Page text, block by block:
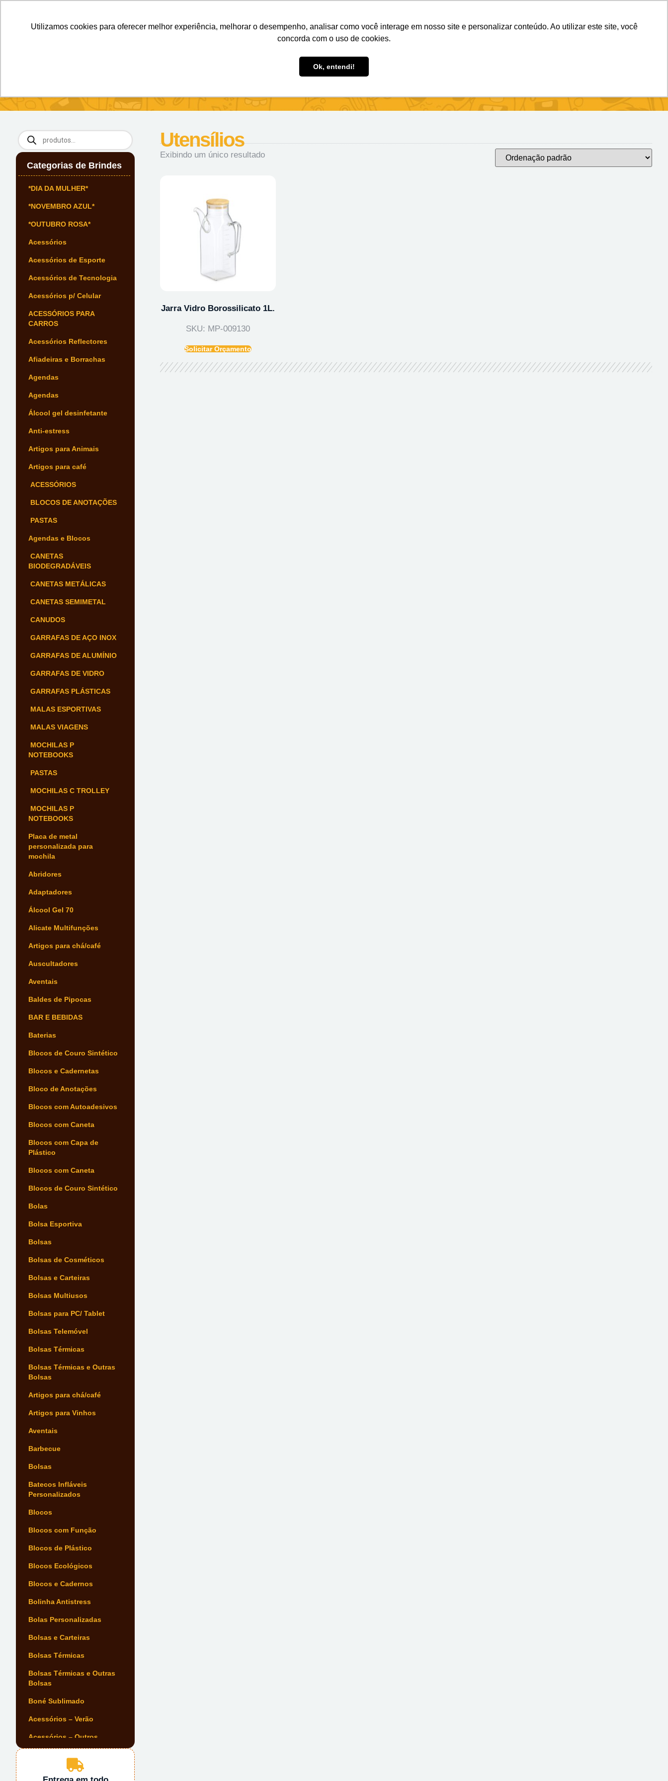
Utilizamos cookies para oferecer melhor experiência, melhorar o desempenho, analisar como você interage em nosso site e personalizar conteúdo. Ao utilizar este site, você
concorda com o uso de cookies.
Ok, entendi!
Brindes Personalizados Brindes Ecológicos
Categorias de Brindes
*DIA DA MULHER*
*NOVEMBRO AZUL*
*OUTUBRO ROSA*
Acessórios
Acessórios de Esporte
Acessórios de Tecnologia
Acessórios p/ Celular
ACESSÓRIOS PARA
CARROS
Acessórios Reflectores
Afiadeiras e Borrachas
Agendas
Agendas
Álcool gel desinfetante
Anti-estress
Artigos para Animais
Artigos para café
ACESSÓRIOS
BLOCOS DE ANOTAÇÕES
PASTAS
Agendas e Blocos
CANETAS
BIODEGRADÁVEIS
CANETAS METÁLICAS
CANETAS SEMIMETAL
CANUDOS
GARRAFAS DE AÇO INOX
GARRAFAS DE ALUMÍNIO
GARRAFAS DE VIDRO
GARRAFAS PLÁSTICAS
MALAS ESPORTIVAS
MALAS VIAGENS
MOCHILAS P
NOTEBOOKS
PASTAS
MOCHILAS C TROLLEY
MOCHILAS P
NOTEBOOKS
Placa de metal
personalizada para
mochila
Abridores
Adaptadores
Álcool Gel 70
Alicate Multifunções
Artigos para chá/café
Auscultadores
Aventais
Baldes de Pipocas
BAR E BEBIDAS
Baterias
Blocos de Couro Sintético
Blocos e Cadernetas
Bloco de Anotações
Blocos com Autoadesivos
Blocos com Caneta
Blocos com Capa de
Plástico
Blocos com Caneta
Blocos de Couro Sintético
Bolas
Bolsa Esportiva
Bolsas
Bolsas de Cosméticos
Bolsas e Carteiras
Bolsas Multiusos
Bolsas para PC/ Tablet
Bolsas Telemóvel
Bolsas Térmicas
Bolsas Térmicas e Outras
Bolsas
Artigos para chá/café
Artigos para Vinhos
Aventais
Barbecue
Bolsas
Batecos Infláveis
Personalizados
Blocos
Blocos com Função
Blocos de Plástico
Blocos Ecológicos
Blocos e Cadernos
Bolinha Antistress
Bolas Personalizadas
Bolsas e Carteiras
Bolsas Térmicas
Bolsas Térmicas e Outras
Bolsas
Boné Sublimado
Acessórios – Verão
Acessórios – Outros
Acessórios de Escrita
Utensílios
Exibindo um único resultado
Jarra Vidro Borossilicato 1L.
SKU: MP-009130
Solicitar Orçamento